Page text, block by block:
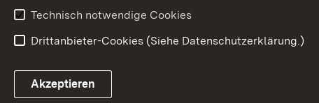
Technisch notwendige Cookies
Drittanbieter-Cookies (Siehe Datenschutzerklärung.)
Akzeptieren